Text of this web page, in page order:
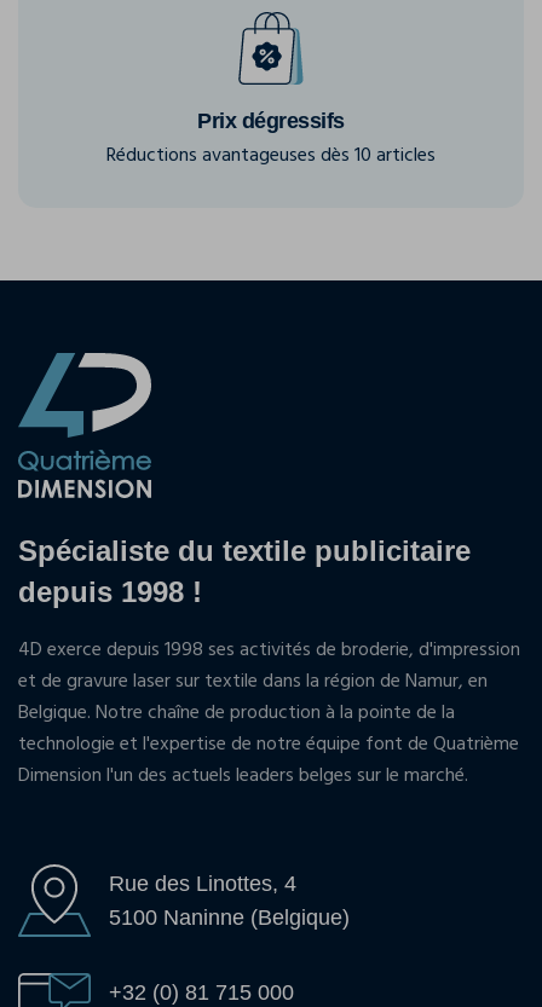
Prix dégressifs
Réductions avantageuses dès 10 articles
Spécialiste du textile publicitaire
depuis 1998 !
4D exerce depuis 1998 ses activités de broderie, d'impression
et de gravure laser sur textile dans la région de Namur, en
Belgique. Notre chaîne de production à la pointe de la
technologie et l'expertise de notre équipe font de Quatrième
Dimension l'un des actuels leaders belges sur le marché.
Rue des Linottes, 4
5100 Naninne (Belgique)
+32 (0) 81 715 000